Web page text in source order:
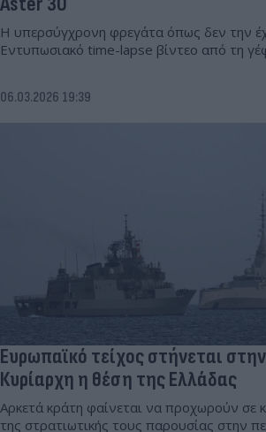
Η υπερσύγχρονη φρεγάτα όπως δεν την
Εντυπωσιακό time-lapse βίντεο από τη
06.03.2026 19:39
Ευρωπαϊκό τείχος στήνεται
Κυρίαρχη η θέση της Ελλάδας
Αρκετά κράτη φαίνεται να προχωρούν σε
της στρατιωτικής τους παρουσίας στην